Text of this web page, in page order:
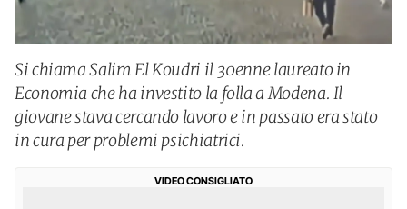
Si chiama Salim El Koudri il 30enne laureato in
Economia che ha investito la folla a Modena. Il
giovane stava cercando lavoro e in passato era stato
in cura per problemi psichiatrici.
VIDEO CONSIGLIATO